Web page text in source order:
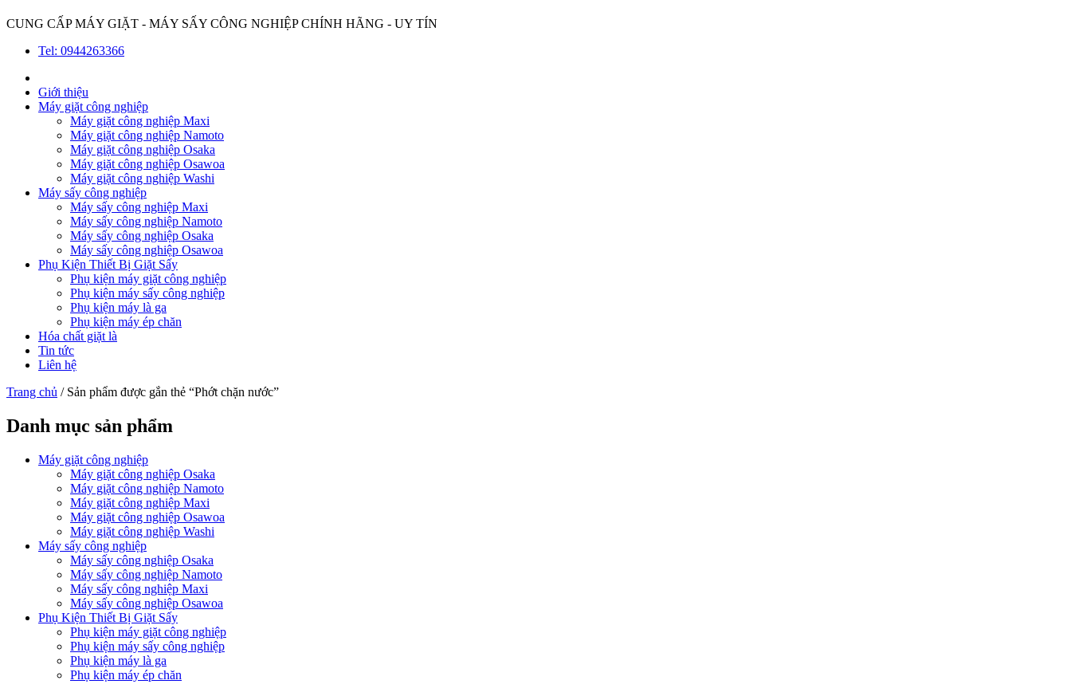
CUNG CẤP MÁY GIẶT - MÁY SẤY CÔNG NGHIỆP CHÍNH HÃNG - UY TÍN
Tel: 0944263366
Giới thiệu
Máy giặt công nghiệp
Máy giặt công nghiệp Maxi
Máy giặt công nghiệp Namoto
Máy giặt công nghiệp Osaka
Máy giặt công nghiệp Osawoa
Máy giặt công nghiệp Washi
Máy sấy công nghiệp
Máy sấy công nghiệp Maxi
Máy sấy công nghiệp Namoto
Máy sấy công nghiệp Osaka
Máy sấy công nghiệp Osawoa
Phụ Kiện Thiết Bị Giặt Sấy
Phụ kiện máy giặt công nghiệp
Phụ kiện máy sấy công nghiệp
Phụ kiện máy là ga
Phụ kiện máy ép chăn
Hóa chất giặt là
Tin tức
Liên hệ
Trang chủ / Sản phẩm được gắn thẻ “Phớt chặn nước”
Danh mục sản phẩm
Máy giặt công nghiệp
Máy giặt công nghiệp Osaka
Máy giặt công nghiệp Namoto
Máy giặt công nghiệp Maxi
Máy giặt công nghiệp Osawoa
Máy giặt công nghiệp Washi
Máy sấy công nghiệp
Máy sấy công nghiệp Osaka
Máy sấy công nghiệp Namoto
Máy sấy công nghiệp Maxi
Máy sấy công nghiệp Osawoa
Phụ Kiện Thiết Bị Giặt Sấy
Phụ kiện máy giặt công nghiệp
Phụ kiện máy sấy công nghiệp
Phụ kiện máy là ga
Phụ kiện máy ép chăn